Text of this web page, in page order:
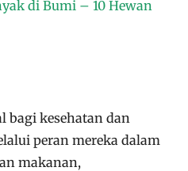
di Bumi – 10 Hewan
bagi kesehatan dan
peran mereka dalam
makanan,